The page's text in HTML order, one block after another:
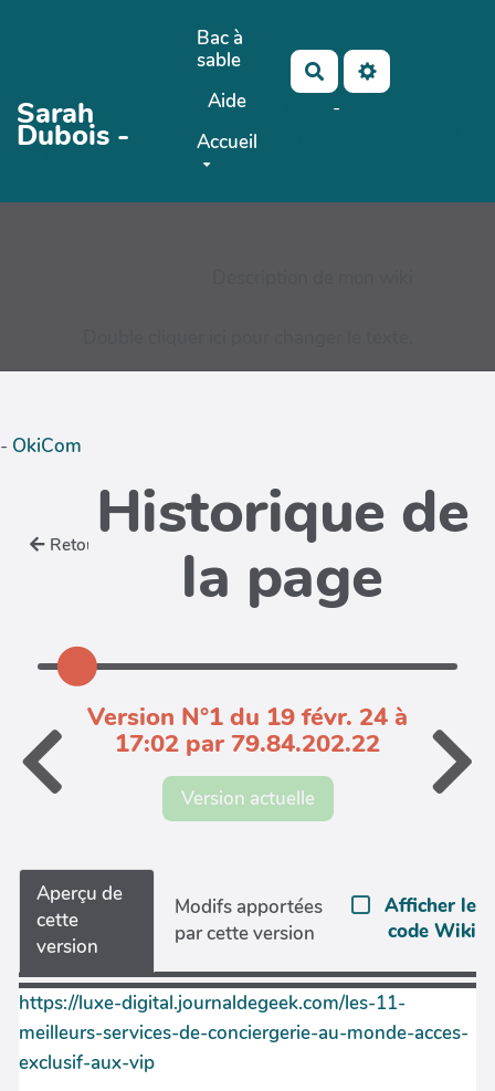
Aller au contenu principal
Sarah
Dubois -
Bac à
sable
Aide
Accueil
Rechercher
-
- OkiCom
Retour Historique de
la page
Version N°1 du 19 févr. 24 à
17:02 par 79.84.202.22
Version actuelle
Aperçu de
cette
version
Modifs apportées
par cette version
Afficher le
code Wiki